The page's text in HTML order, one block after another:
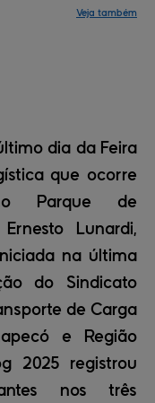
Veja também
dia da Feira
que ocorre
Parque de
Lunardi,
na última
do Sindicato
de Carga
e Região
2025 registrou
nos três